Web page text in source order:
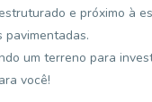
e próximo à
pavimentadas.
um terreno para
você!